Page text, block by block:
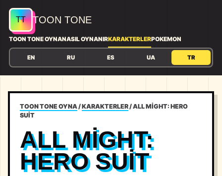
TOON TONE
TOON TONE OYNANASIL OYNANIRKARAKTERLERPOKEMON
EN RU ES UA TR
TOON TONE OYNA/KARAKTERLER/ALL MIGHT: HERO
SUIT
ALL MIGHT:
HERO SUIT